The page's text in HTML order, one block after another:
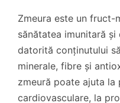
Zmeura este un fruct-
sănătatea imunitară
datorită conținutului
minerale, fibre și
zmeură poate ajuta la
cardiovasculare, la